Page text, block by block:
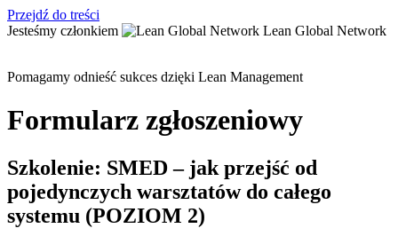
Przejdź do treści
Jesteśmy członkiem
Lean Global Network
Pomagamy odnieść sukces dzięki Lean Management
Formularz zgłoszeniowy
Szkolenie: SMED – jak przejść od
pojedynczych warsztatów do całego
systemu (POZIOM 2)